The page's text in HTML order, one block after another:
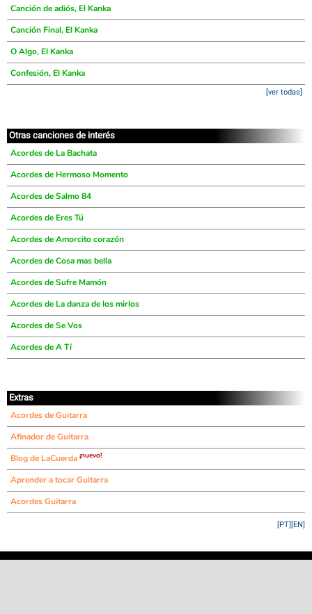
Canción de adiós, El Kanka
Canción Final, El Kanka
O Algo, El Kanka
Confesión, El Kanka
[ver todas]
Otras canciones de interés
Acordes de La Bachata
Acordes de Hermoso Momento
Acordes de Salmo 84
Acordes de Eres Tú
Acordes de Amorcito corazón
Acordes de Cosa mas bella
Acordes de Sufre Mamón
Acordes de La danza de los mirlos
Acordes de Se Vos
Acordes de A Tí
Extras
Acordes de Guitarra
Afinador de Guitarra
Blog de LaCuerda ¡nuevo!
Aprender a tocar Guitarra
Acordes Guitarra
[EN]
[PT]